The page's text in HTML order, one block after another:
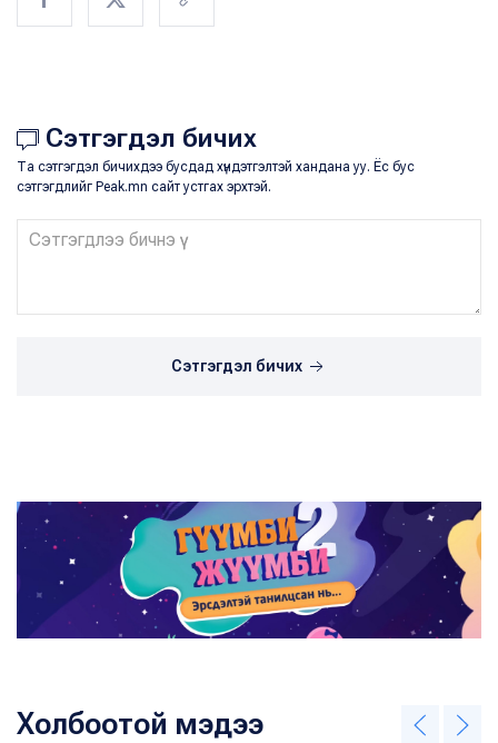
Сэтгэгдэл бичих
Та сэтгэгдэл бичихдээ бусдад хүндэтгэлтэй хандана уу. Ёс бус
сэтгэгдлийг Peak.mn сайт устгах эрхтэй.
Сэтгэгдэл бичих
Холбоотой мэдээ